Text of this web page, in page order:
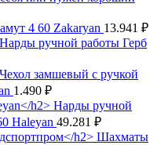
4 60 Zakaryan 13.941 ₽
Нарды ручной работы Герб
Чехол замшевый с ручкой
1.490 ₽
Нарды ручной
Haleyan 49.281 ₽
Шахматы